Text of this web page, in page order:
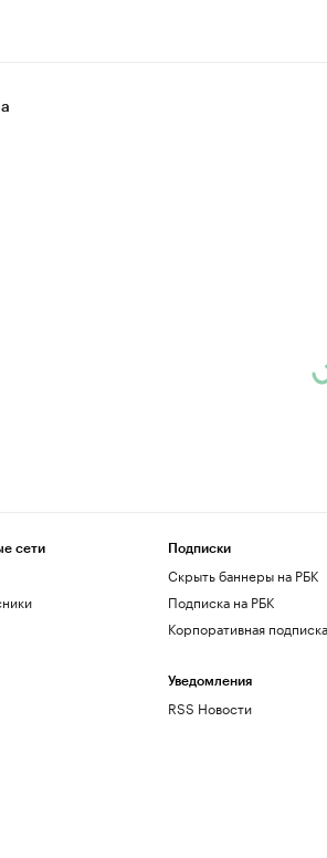
сети Подписки
Скрыть баннеры на РБК
Подписка на РБК
Корпоративная подписка
Уведомления
RSS Новости